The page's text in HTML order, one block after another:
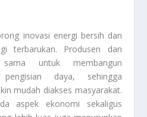
inovasi energi bersih dan
terbarukan. Produsen dan
untuk membangun
daya, sehingga
mudah diakses masyarakat.
aspek ekonomi sekaligus